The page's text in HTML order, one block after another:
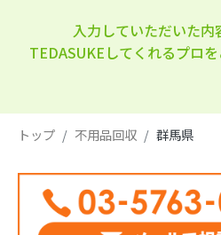
入力していただいた内
TEDASUKEしてくれるプロを
トップ 不用品回収 群馬県